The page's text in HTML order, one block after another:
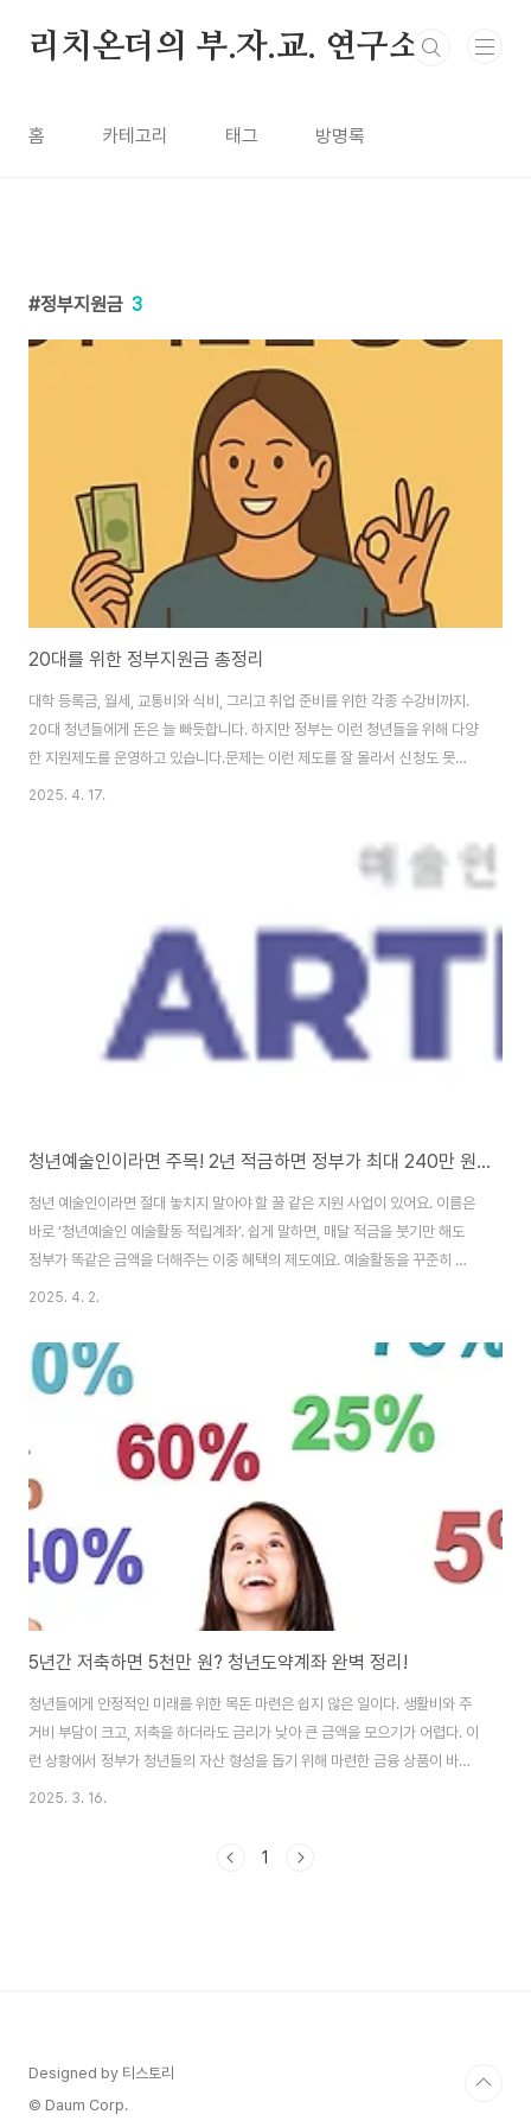
리치온더의 부.자.교. 연구소
홈 카테고리 태그 방명록
정부지원금 3
20대를 위한 정부지원금 총정리
대학 등록금, 월세, 교통비와 식비, 그리고 취업 준비를 위한 각종 수강비까지.
20대 청년들에게 돈은 늘 빠듯합니다. 하지만 정부는 이런 청년들을 위해 다양
한 지원제도를 운영하고 있습니다.문제는 이런 제도를 잘 몰라서 신청도 못하
고 지나가는 경우가 많다는 것인데요. 이번 글에서는 20대를 위한 주요 정부지
담았습니다. 1. 취업 준비 청년이라면?- 청년도약계좌 · 월 70만 원까지 5년간
납입 시, 정부가 최대 3,000만 원까지 매칭해주는 자산형성지원 제도입니다. ·
경우 신청 가능해요.- 국민취업지원제도 (2유형) · 저소득층 청년(중위소..
2025. 4. 17.
청년예술인이라면 주목! 2년 적금하면 정부가 최대 240만 원 더 준다고?
청년 예술인이라면 절대 놓치지 말아야 할 꿀 같은 지원 사업이 있어요. 이름은
바로 ‘청년예술인 예술활동 적립계좌’. 쉽게 말하면, 매달 적금을 붓기만 해도
정부가 똑같은 금액을 더해주는 이중 혜택의 제도예요. 예술활동을 꾸준히 이
어가고 있는 청년 예술인이라면 누구나 도전해 볼 수 있답니다. 지금부터 누구
요?이 제도는 만 18세~39세의 청년 예술인을 위한 사업이에요. 다만, 단순히
예술을 좋아한다고 되는 건 아니고, ‘예술활동증명’이 완료된 예술인이어야 해
요.또한, 개인 소득이 2025년 기준 중위소득 120% 이하(연 소득 약 3,444
만 원)인 경우에만 신청할 수 있어요.국내 거주자만 가능하며, 외국인이나 재외
국민은 신청..
2025. 4. 2.
5년간 저축하면 5천만 원? 청년도약계좌 완벽 정리!
청년들에게 안정적인 미래를 위한 목돈 마련은 쉽지 않은 일이다. 생활비와 주
거비 부담이 크고, 저축을 하더라도 금리가 낮아 큰 금액을 모으기가 어렵다. 이
런 상황에서 정부가 청년들의 자산 형성을 돕기 위해 마련한 금융 상품이 바로
청년도약계좌다. 일정 기간 꾸준히 저축하면 정부가 지원금을 추가로 지급하
약계좌는 누구에게 유용하고, 어떻게 활용해야 할까? 1. 청년도약계좌가 필요
2025. 3. 16.
1
Designed by 티스토리
© Daum Corp.